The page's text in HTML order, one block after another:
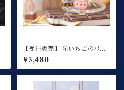
【受注販売】 星いちごのパフ
ェ / キーホルダー
¥3,480